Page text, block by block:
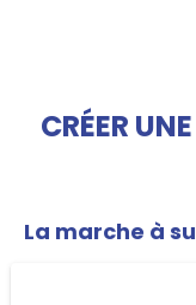
CRÉER
La marche à